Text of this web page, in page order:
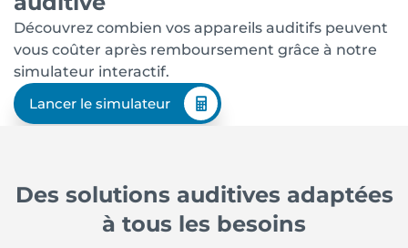
Découvrez combien vos appareils auditifs peuvent
vous coûter après remboursement grâce à notre
simulateur interactif.
Lancer le simulateur
Des solutions auditives adaptées
à tous les besoins